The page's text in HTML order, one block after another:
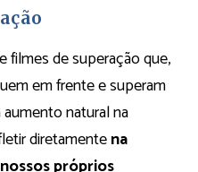
filmes de superação que,
em frente e superam
natural na
diretamentena